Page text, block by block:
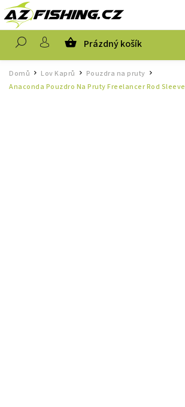
Prázdný košík
Domů / Lov Kaprů Pouzdra na pruty
Anaconda Pouzdro Na Pruty Freelancer Rod Sleeve